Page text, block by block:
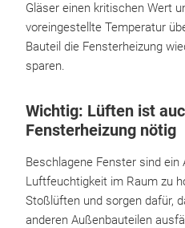
Gläser einen kritischen Wert
voreingestellte Temperatur
Bauteil die Fensterheizung
sparen.
Wichtig: Lüften ist
Fensterheizung nötig
Beschlagene Fenster sind ein
Luftfeuchtigkeit im Raum zu
Stoßlüften und sorgen dafür,
anderen Außenbauteilen